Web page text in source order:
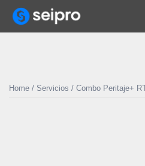
Home / Servicios / Combo Peritaje+